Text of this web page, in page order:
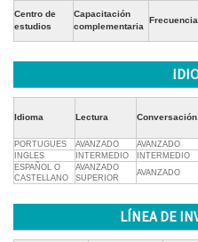
Centro de
estudios
Capacitación
complementaria
Frecuencia
Idioma Lectura Conversación
PORTUGUES AVANZADO AVANZADO
INGLES
INTERMEDIO INTERMEDIO
ESPAÑOL O
CASTELLANO
AVANZADO
SUPERIOR
AVANZADO
LÍNEA DE